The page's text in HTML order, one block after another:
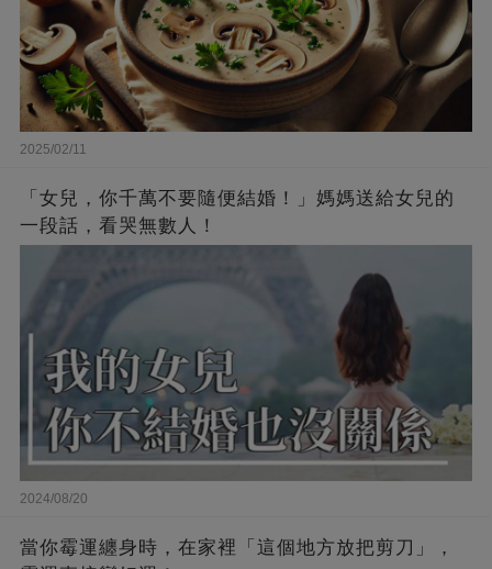
2025/02/11
「女兒，你千萬不要隨便結婚！」媽媽送給女兒的
一段話，看哭無數人！
2024/08/20
當你霉運纏身時，在家裡「這個地方放把剪刀」，